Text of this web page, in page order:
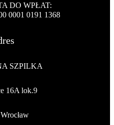
DO WPŁAT:
0001 0191 1368
SZPILKA
16A lok.9